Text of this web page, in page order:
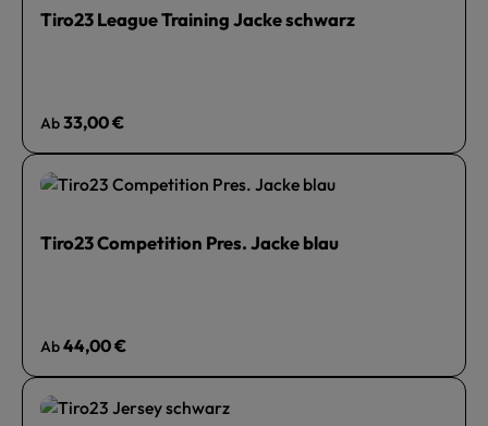
Tiro23 League Training Jacke schwarz
Regulärer Preis:
Ab33,00 €
Tiro23 Competition Pres. Jacke blau
Regulärer Preis:
Ab44,00 €